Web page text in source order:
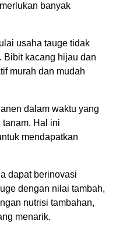
banyak
usaha tauge tidak
Bibit kacang hijau dan
murah dan mudah
dalam waktu yang
tanam. Hal ini
mendapatkan
dapat berinovasi
dengan nilai tambah,
nutrisi tambahan,
menarik.